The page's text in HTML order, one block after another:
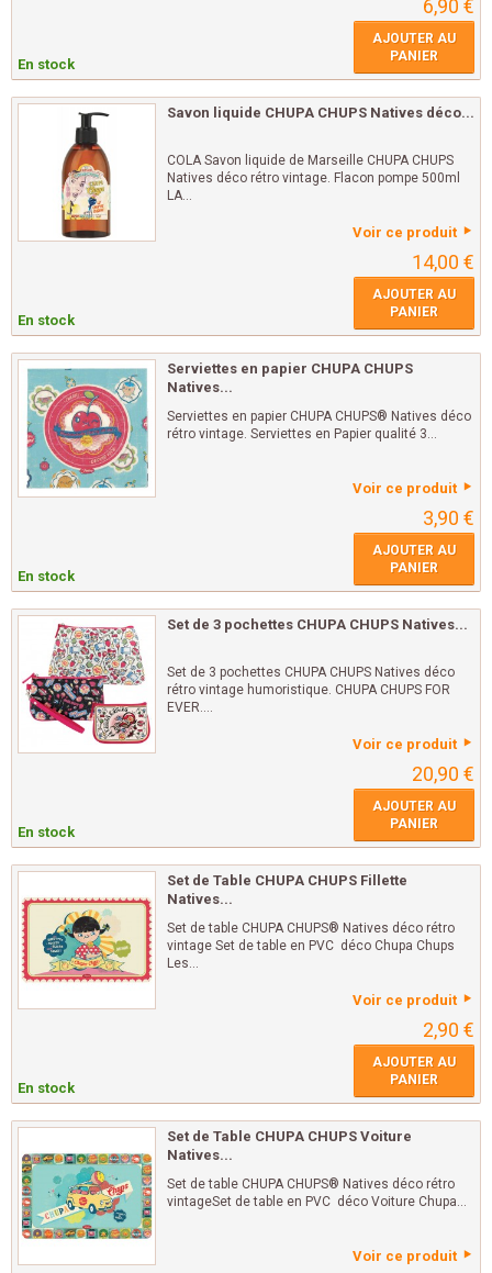
6,90 €
En stock
AJOUTER AU
PANIER
Savon liquide CHUPA CHUPS Natives déco...
COLA Savon liquide de Marseille CHUPA CHUPS
Natives déco rétro vintage. Flacon pompe 500ml
LA...
Voir ce produit
14,00 €
En stock
AJOUTER AU
PANIER
Serviettes en papier CHUPA CHUPS
Natives...
Serviettes en papier CHUPA CHUPS® Natives déco
rétro vintage. Serviettes en Papier qualité 3...
Voir ce produit
3,90 €
En stock
AJOUTER AU
PANIER
Set de 3 pochettes CHUPA CHUPS Natives...
Set de 3 pochettes CHUPA CHUPS Natives déco
rétro vintage humoristique. CHUPA CHUPS FOR
EVER....
Voir ce produit
20,90 €
En stock
AJOUTER AU
PANIER
Set de Table CHUPA CHUPS Fillette
Natives...
Set de table CHUPA CHUPS® Natives déco rétro
vintage Set de table en PVC déco Chupa Chups
Les...
Voir ce produit
2,90 €
En stock
AJOUTER AU
PANIER
Set de Table CHUPA CHUPS Voiture
Natives...
Set de table CHUPA CHUPS® Natives déco rétro
vintageSet de table en PVC déco Voiture Chupa...
Voir ce produit